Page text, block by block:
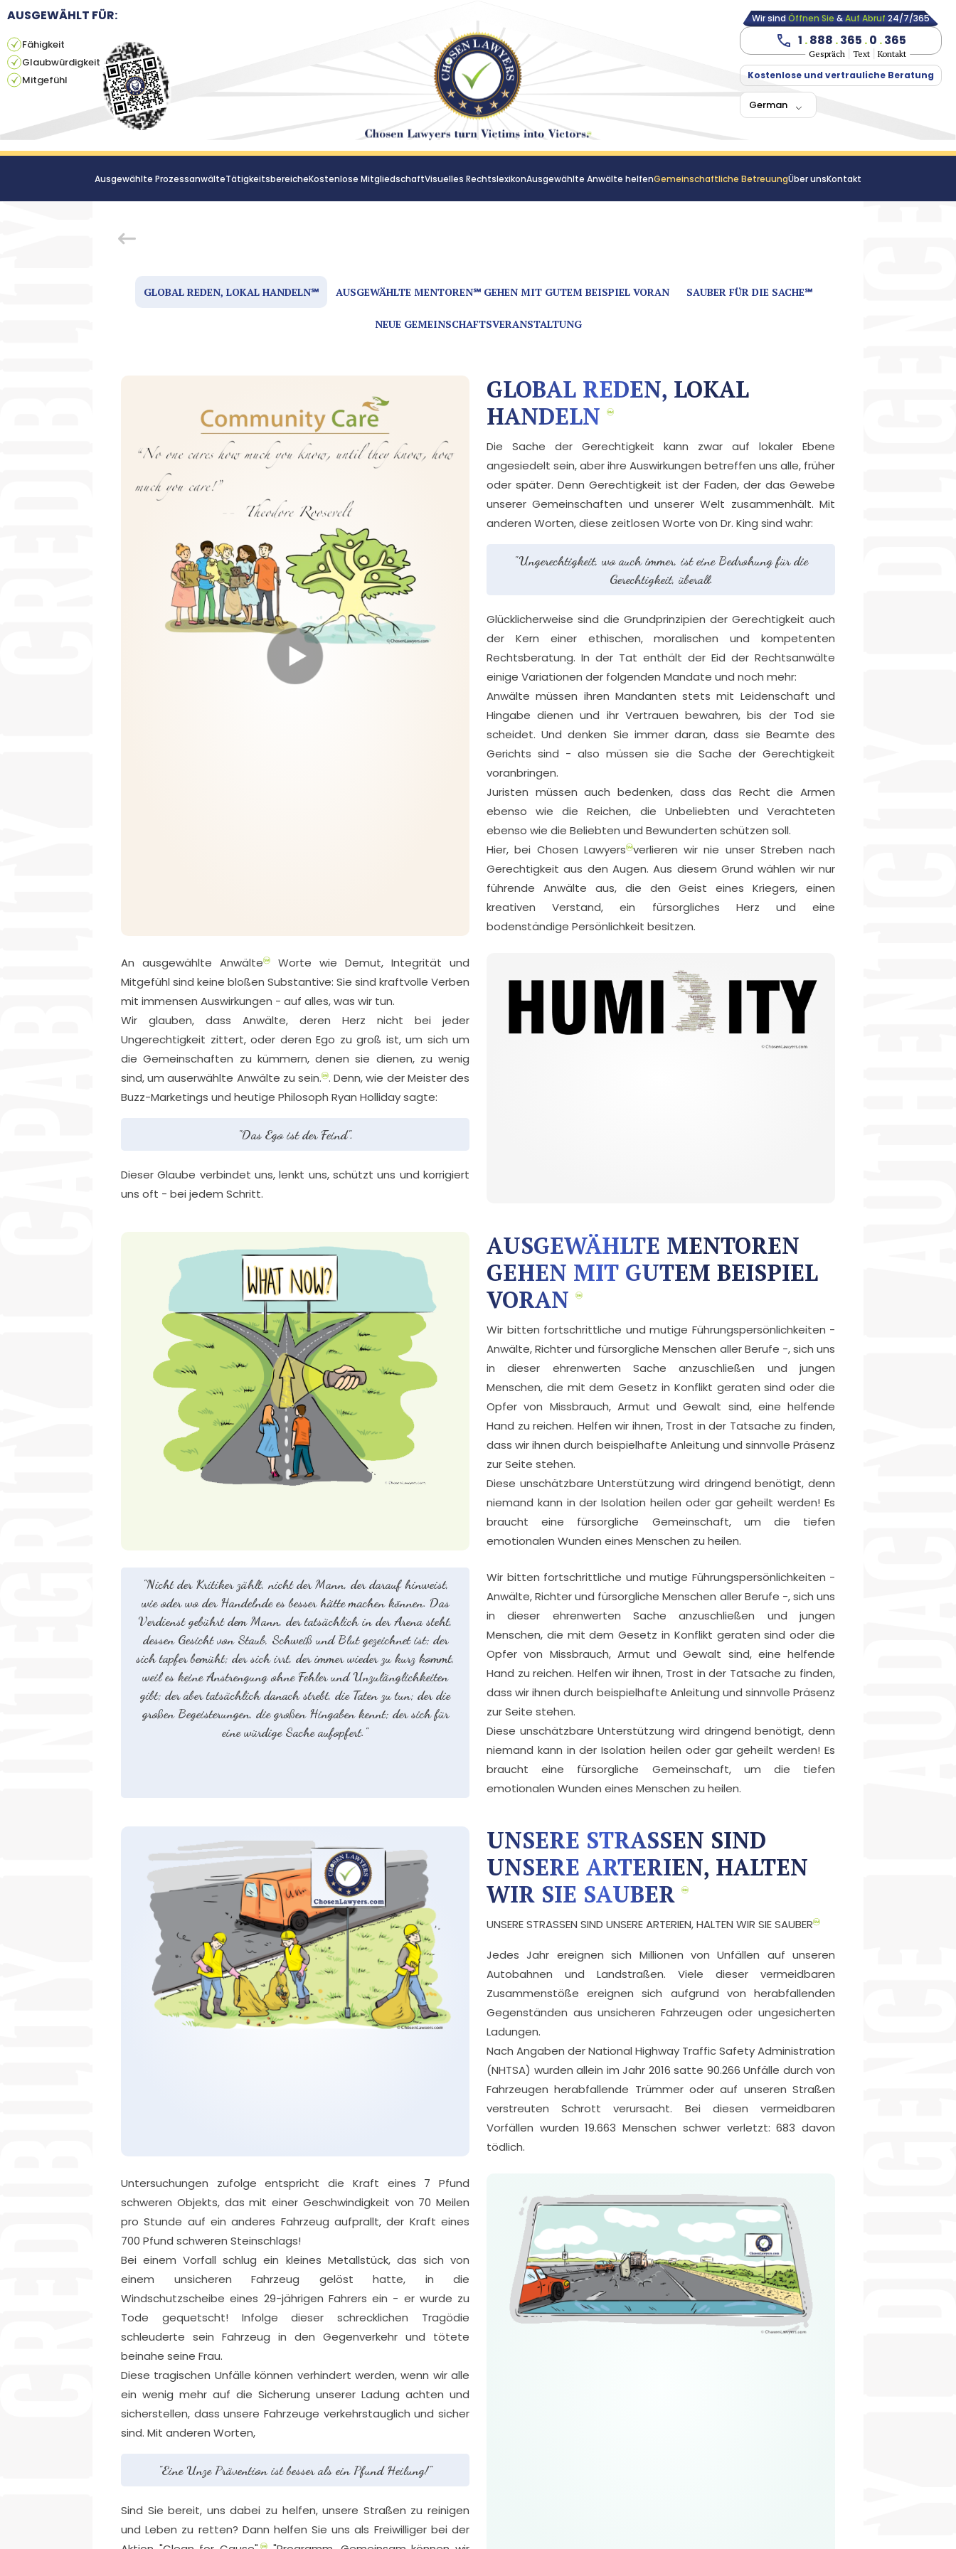
AUSGEWÄHLT FÜR:
Fähigkeit
Glaubwürdigkeit
Mitgefühl
Wir sindÖffnen Sie&Auf Abruf24/7/365
1 .888 .365 .0 .365
Gespräch Text Kontakt
Kostenlose und vertrauliche Beratung
German
Ausgewählte ProzessanwälteTätigkeitsbereicheKostenlose MitgliedschaftVisuelles RechtslexikonAusgewählte Anwälte helfenGemeinschaftliche BetreuungÜber unsKontakt
GLOBAL REDEN, LOKAL HANDELN℠ AUSGEWÄHLTE MENTOREN℠ GEHEN MIT GUTEM BEISPIEL VORAN SAUBER FÜR DIE SACHE℠
NEUE GEMEINSCHAFTSVERANSTALTUNG
GLOBAL REDEN, LOKAL
HANDELN
Die Sache der Gerechtigkeit kann zwar auf lokaler Ebene
angesiedelt sein, aber ihre Auswirkungen betreffen uns alle, früher
oder später. Denn Gerechtigkeit ist der Faden, der das Gewebe
unserer Gemeinschaften und unserer Welt zusammenhält. Mit
anderen Worten, diese zeitlosen Worte von Dr. King sind wahr:
"Ungerechtigkeit, wo auch immer, ist eine Bedrohung für die
Gerechtigkeit, überall.
Glücklicherweise sind die Grundprinzipien der Gerechtigkeit auch
der Kern einer ethischen, moralischen und kompetenten
Rechtsberatung. In der Tat enthält der Eid der Rechtsanwälte
einige Variationen der folgenden Mandate und noch mehr:
Anwälte müssen ihren Mandanten stets mit Leidenschaft und
Hingabe dienen und ihr Vertrauen bewahren, bis der Tod sie
scheidet. Und denken Sie immer daran, dass sie Beamte des
Gerichts sind - also müssen sie die Sache der Gerechtigkeit
voranbringen.
Juristen müssen auch bedenken, dass das Recht die Armen
ebenso wie die Reichen, die Unbeliebten und Verachteten
ebenso wie die Beliebten und Bewunderten schützen soll.
Hier, bei Chosen Lawyers verlieren wir nie unser Streben nach
Gerechtigkeit aus den Augen. Aus diesem Grund wählen wir nur
führende Anwälte aus, die den Geist eines Kriegers, einen
kreativen Verstand, ein fürsorgliches Herz und eine
bodenständige Persönlichkeit besitzen.
An ausgewählte Anwälte
Worte wie Demut, Integrität und
Mitgefühl sind keine bloßen Substantive: Sie sind kraftvolle Verben
mit immensen Auswirkungen - auf alles, was wir tun.
Wir glauben, dass Anwälte, deren Herz nicht bei jeder
Ungerechtigkeit zittert, oder deren Ego zu groß ist, um sich um
die Gemeinschaften zu kümmern, denen sie dienen, zu wenig
sind, um auserwählte Anwälte zu sein. . Denn, wie der Meister des
Buzz-Marketings und heutige Philosoph Ryan Holliday sagte:
"Das Ego ist der Feind".
Dieser Glaube verbindet uns, lenkt uns, schützt uns und korrigiert
uns oft - bei jedem Schritt.
AUSGEWÄHLTE MENTOREN
GEHEN MIT GUTEM BEISPIEL
VORAN
Wir bitten fortschrittliche und mutige Führungspersönlichkeiten -
Anwälte, Richter und fürsorgliche Menschen aller Berufe -, sich uns
in dieser ehrenwerten Sache anzuschließen und jungen
Menschen, die mit dem Gesetz in Konflikt geraten sind oder die
Opfer von Missbrauch, Armut und Gewalt sind, eine helfende
Hand zu reichen. Helfen wir ihnen, Trost in der Tatsache zu finden,
dass wir ihnen durch beispielhafte Anleitung und sinnvolle Präsenz
zur Seite stehen.
Diese unschätzbare Unterstützung wird dringend benötigt, denn
niemand kann in der Isolation heilen oder gar geheilt werden! Es
braucht eine fürsorgliche Gemeinschaft, um die tiefen
emotionalen Wunden eines Menschen zu heilen.
"Nicht der Kritiker zählt, nicht der Mann, der darauf hinweist,
wie oder wo der Handelnde es besser hätte machen können. Das
Verdienst gebührt dem Mann, der tatsächlich in der Arena steht,
dessen Gesicht von Staub, Schweiß und Blut gezeichnet ist; der
sich tapfer bemüht; der sich irrt, der immer wieder zu kurz kommt,
weil es keine Anstrengung ohne Fehler und Unzulänglichkeiten
gibt; der aber tatsächlich danach strebt, die Taten zu tun; der die
großen Begeisterungen, die großen Hingaben kennt; der sich für
eine würdige Sache aufopfert."
Wir bitten fortschrittliche und mutige Führungspersönlichkeiten -
Anwälte, Richter und fürsorgliche Menschen aller Berufe -, sich uns
in dieser ehrenwerten Sache anzuschließen und jungen
Menschen, die mit dem Gesetz in Konflikt geraten sind oder die
Opfer von Missbrauch, Armut und Gewalt sind, eine helfende
Hand zu reichen. Helfen wir ihnen, Trost in der Tatsache zu finden,
dass wir ihnen durch beispielhafte Anleitung und sinnvolle Präsenz
zur Seite stehen.
Diese unschätzbare Unterstützung wird dringend benötigt, denn
niemand kann in der Isolation heilen oder gar geheilt werden! Es
braucht eine fürsorgliche Gemeinschaft, um die tiefen
emotionalen Wunden eines Menschen zu heilen.
UNSERE STRASSEN SIND
UNSERE ARTERIEN, HALTEN
WIR SIE SAUBER
UNSERE STRASSEN SIND UNSERE ARTERIEN, HALTEN WIR SIE SAUBER
Jedes Jahr ereignen sich Millionen von Unfällen auf unseren
Autobahnen und Landstraßen. Viele dieser vermeidbaren
Zusammenstöße ereignen sich aufgrund von herabfallenden
Gegenständen aus unsicheren Fahrzeugen oder ungesicherten
Ladungen.
Nach Angaben der National Highway Traffic Safety Administration
(NHTSA) wurden allein im Jahr 2016 satte 90.266 Unfälle durch von
Fahrzeugen herabfallende Trümmer oder auf unseren Straßen
verstreuten Schrott verursacht. Bei diesen vermeidbaren
Vorfällen wurden 19.663 Menschen schwer verletzt: 683 davon
tödlich.
Untersuchungen zufolge entspricht die Kraft eines 7 Pfund
schweren Objekts, das mit einer Geschwindigkeit von 70 Meilen
pro Stunde auf ein anderes Fahrzeug aufprallt, der Kraft eines
700 Pfund schweren Steinschlags!
Bei einem Vorfall schlug ein kleines Metallstück, das sich von
einem unsicheren Fahrzeug gelöst hatte, in die
Windschutzscheibe eines 29-jährigen Fahrers ein - er wurde zu
Tode gequetscht! Infolge dieser schrecklichen Tragödie
schleuderte sein Fahrzeug in den Gegenverkehr und tötete
beinahe seine Frau.
Diese tragischen Unfälle können verhindert werden, wenn wir alle
ein wenig mehr auf die Sicherung unserer Ladung achten und
sicherstellen, dass unsere Fahrzeuge verkehrstauglich und sicher
sind. Mit anderen Worten,
"Eine Unze Prävention ist besser als ein Pfund Heilung!"
Sind Sie bereit, uns dabei zu helfen, unsere Straßen zu reinigen
und Leben zu retten? Dann helfen Sie uns als Freiwilliger bei der